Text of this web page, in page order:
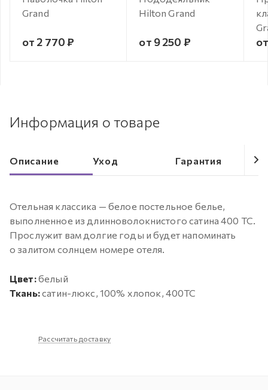
Grand
от 2 770 ₽
Hilton Grand
от 9 250 ₽
Информация о товаре
Описание Уход Гарантия
Отельная классика — белое постельное белье,
выполненное из длинноволокнистого сатина 400 ТС.
Прослужит вам долгие годы и будет напоминать
о залитом солнцем номере отеля.
Цвет:белый
Ткань:сатин-люкс, 100% хлопок, 400ТС
Рассчитать доставку